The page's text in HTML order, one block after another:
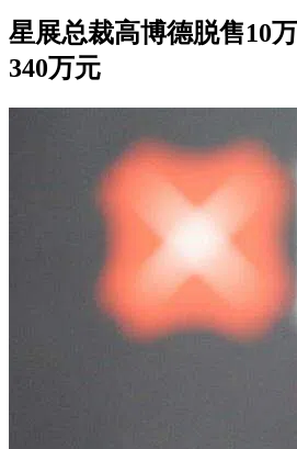
星展总裁高博德脱售10
340万元